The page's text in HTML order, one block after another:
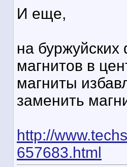
И еще,
на
магнитов в
магниты
заменить
http://
657683.html